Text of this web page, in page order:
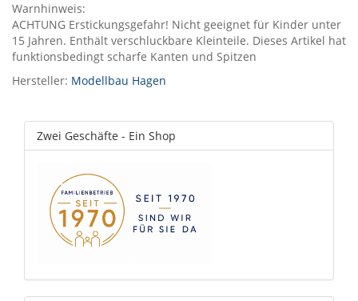
Warnhinweis:
ACHTUNG Erstickungsgefahr! Nicht geeignet für Kinder unter
15 Jahren. Enthält verschluckbare Kleinteile. Dieses Artikel hat
funktionsbedingt scharfe Kanten und Spitzen
Hersteller: Modellbau Hagen
Zwei Geschäfte - Ein Shop